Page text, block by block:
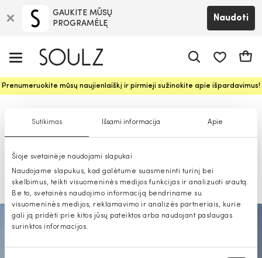
Sutikimas Išsami informacija Apie
Šioje svetainėje naudojami slapukai
Naudojame slapukus, kad galėtume suasmeninti turinį bei
skelbimus, teikti visuomeninės medijos funkcijas ir analizuoti srautą.
Be to, svetainės naudojimo informaciją bendriname su
visuomeninės medijos, reklamavimo ir analizės partneriais, kurie
gali ją pridėti prie kitos jūsų pateiktos arba naudojant paslaugas
surinktos informacijos.
GAUKITE MŪSŲ
PROGRAMĖLĘ
Naudoti
Prenumeruokite mūsų naujienlaiškį ir pirmieji sužinokite apie išpardavimus!
2021-ųjų pavasario-vasaros
ryškios detalės
2021-02-11